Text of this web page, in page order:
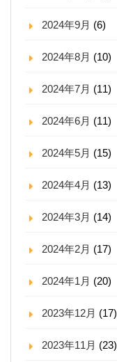
2024年9月 (6)
2024年8月 (10)
2024年7月 (11)
2024年6月 (11)
2024年5月 (15)
2024年4月 (13)
2024年3月 (14)
2024年2月 (17)
2024年1月 (20)
2023年12月 (17)
2023年11月 (23)